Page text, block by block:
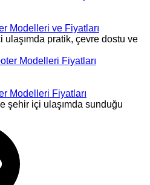
Modelleri ve Fiyatları
pratik, çevre dostu ve
Modelleri Fiyatları
şehir içi ulaşımda sunduğu